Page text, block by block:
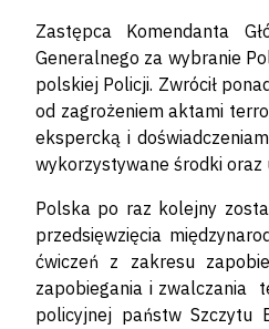
Zastępca Komendanta
Generalnego za wybranie
polskiej Policji. Zwrócił
od zagrożeniem aktami
ekspercką i
wykorzystywane środki oraz
Polska po raz kolejny
przedsięwzięcia
ćwiczeń z zakresu
zapobiegania i zwalczania
policyjnej państw Szczytu